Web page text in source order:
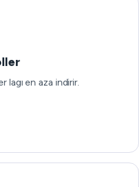
lagı en aza indirir.